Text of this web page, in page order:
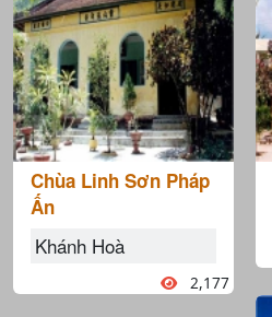
Chùa Linh Sơn Pháp
Ấn
Khánh Hoà
2,177